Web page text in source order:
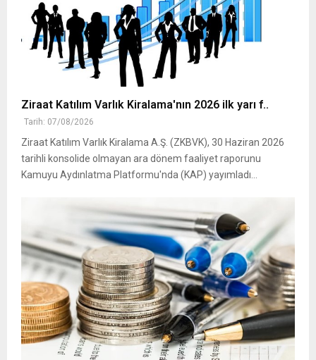
Ziraat Katılım Varlık Kiralama'nın 2026 ilk yarı f..
Tarih: 07/08/2026
Ziraat Katılım Varlık Kiralama A.Ş. (ZKBVK), 30 Haziran 2026
tarihli konsolide olmayan ara dönem faaliyet raporunu
Kamuyu Aydınlatma Platformu'nda (KAP) yayımladı...